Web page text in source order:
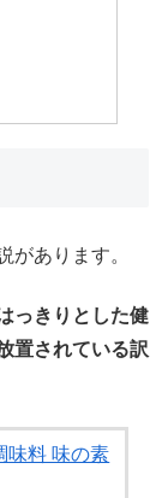
があります。
っきりとした健
置されている訳
味料 味の素